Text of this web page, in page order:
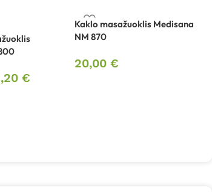
€
Kaklo masažuoklis Medisana
NM 870
20,00 €